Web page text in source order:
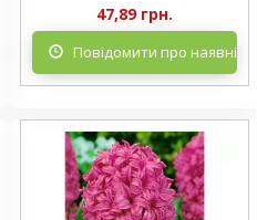
47,89 грн.
Повідомити про